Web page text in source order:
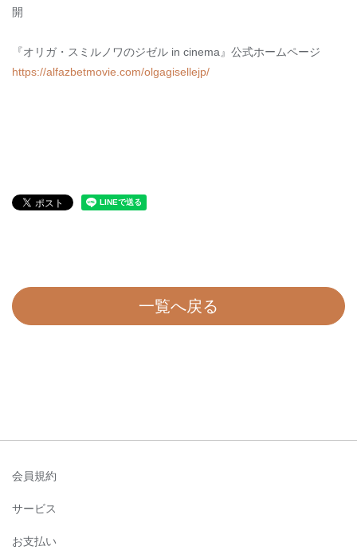
開
『オリガ・スミルノワのジゼル in cinema』公式ホームページ
https://alfazbetmovie.com/olgagisellejp/
一覧へ戻る
会員規約
サービス
お支払い